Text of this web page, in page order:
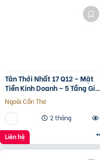
Tân Thới Nhất 17 Q12 – Mặt
Tiền Kinh Doanh – 5 Tầng Giá
13.6 Tỷ
Ngoài Cần Thơ
2 tháng
Liên hệ